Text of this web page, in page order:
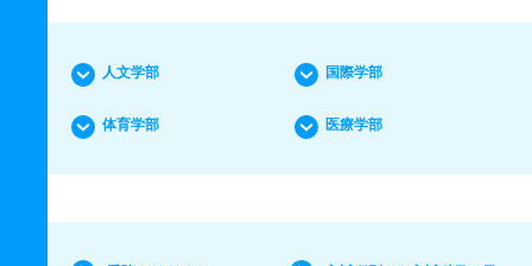
人文学部 国際学部
体育学部 医療学部